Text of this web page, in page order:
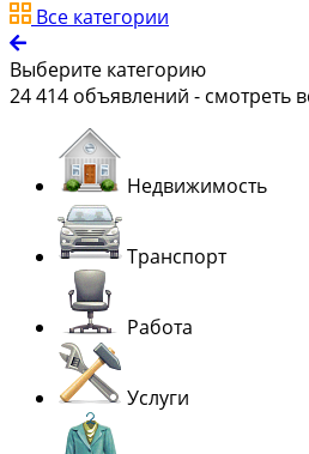
Все категории
Выберите категорию
24 414 объявлений - смотреть
Недвижимость
Транспорт
Работа
Услуги